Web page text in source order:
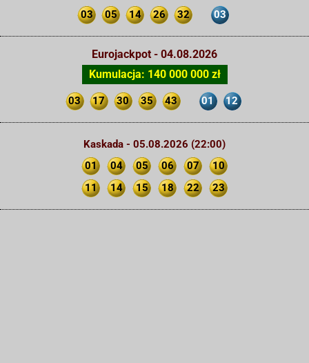
03 05 14 26 32 03
Eurojackpot - 04.08.2026
Kumulacja: 140 000 000 zł
03 17 30 35 43 01 12
Kaskada - 05.08.2026 (22:00)
01
04 05 06 07
10
11
14 15 18 22 23